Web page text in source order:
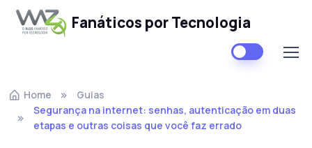
Fanáticos por Tecnologia
Home
Guias
Segurança na internet: senhas, autenticação em duas
etapas e outras coisas que você faz errado